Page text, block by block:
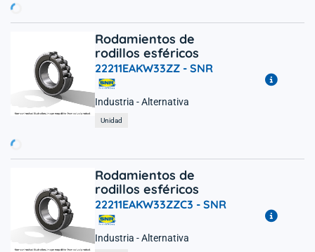
Rodamientos de
rodillos esféricos
22211EAKW33ZZ - SNR
Industria - Alternativa
Unidad
Rodamientos de
rodillos esféricos
22211EAKW33ZZC3 - SNR
Industria - Alternativa